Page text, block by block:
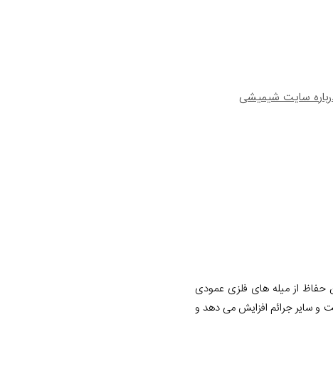
سایت شیمیشی
حفاظ از میله های فلزی عمودی
و سایر جرائم افزایش می دهد و